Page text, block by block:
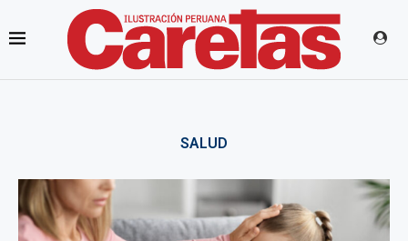
SALUD